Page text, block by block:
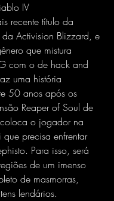
IV
recente título da
Activision Blizzard, e
que mistura
com o de hack and
uma história
50 anos após os
Reaper of Soul de
o jogador na
precisa enfrentar
Para isso, será
de um imenso
de masmorras,
lendários.